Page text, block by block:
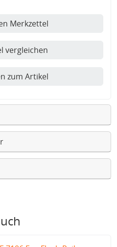
Merkzettel
vergleichen
zum Artikel